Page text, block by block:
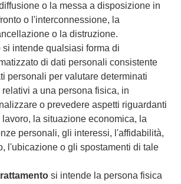
o la messa a disposizione in
o l'interconnessione, la
o la distruzione.
si intende qualsiasi forma di
di dati personali consistente
personali per valutare determinati
a una persona fisica, in
o prevedere aspetti riguardanti
la situazione economica, la
personali, gli interessi, l'affidabilità,
l'ubicazione o gli spostamenti di tale
si intende la persona fisica